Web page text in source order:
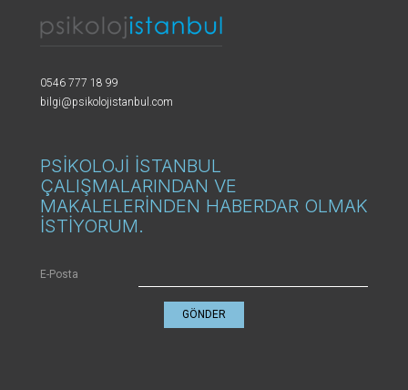
0546 777 18 99
bilgi@psikolojistanbul.com
PSİKOLOJİ İSTANBUL
ÇALIŞMALARINDAN VE
MAKALELERİNDEN HABERDAR OLMAK
İSTİYORUM.
E-Posta
GÖNDER